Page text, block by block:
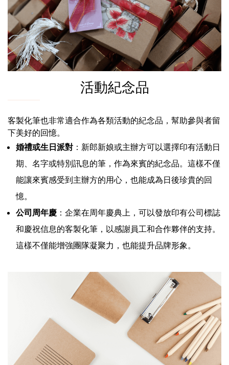
活動紀念品
客製化筆也非常適合作為各類活動的紀念品，幫助參與者留
下美好的回憶。
婚禮或生日派對 ：新郎新娘或主辦方可以選擇印有活動日
期、名字或特別訊息的筆，作為來賓的紀念品。這樣不僅
能讓來賓感受到主辦方的用心，也能成為日後珍貴的回
憶。
公司周年慶 ：企業在周年慶典上，可以發放印有公司標誌
和慶祝信息的客製化筆，以感謝員工和合作夥伴的支持。
這樣不僅能增強團隊凝聚力，也能提升品牌形象。